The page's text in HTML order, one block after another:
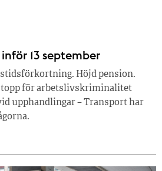
13 september
Höjd pension.
för arbetslivskriminalitet
upphandlingar – Transport har